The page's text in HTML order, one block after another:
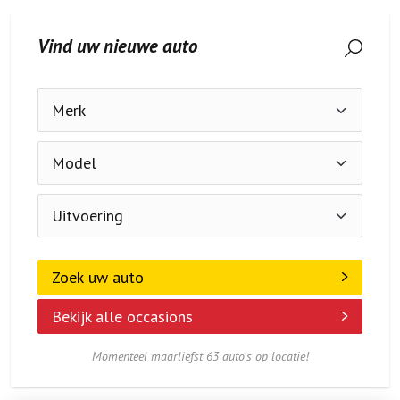
Vind uw nieuwe auto
Zoek uw auto
Bekijk alle occasions
Momenteel maarliefst 63 auto's op locatie!